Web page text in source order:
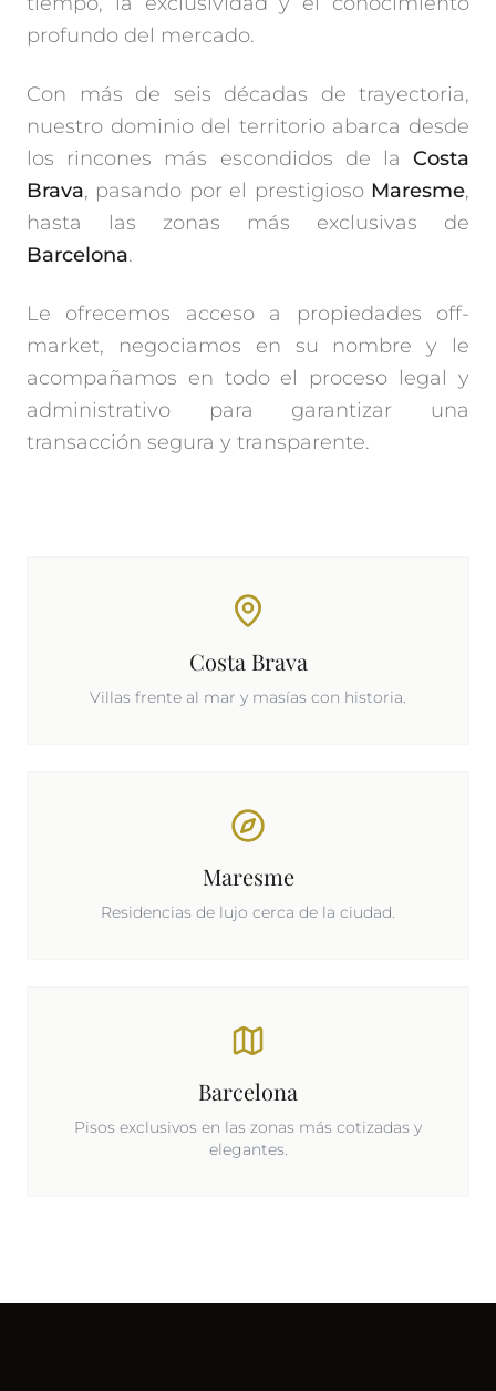
profundo del mercado.
Con más de seis décadas de trayectoria,
nuestro dominio del territorio abarca desde
los rincones más escondidos de la Costa
Brava, pasando por el prestigioso Maresme,
hasta las zonas más exclusivas de
Barcelona.
Le ofrecemos acceso a propiedades off-
market, negociamos en su nombre y le
acompañamos en todo el proceso legal y
administrativo para garantizar una
transacción segura y transparente.
Costa Brava
Villas frente al mar y masías con historia.
Maresme
Residencias de lujo cerca de la ciudad.
Barcelona
Pisos exclusivos en las zonas más cotizadas y
elegantes.